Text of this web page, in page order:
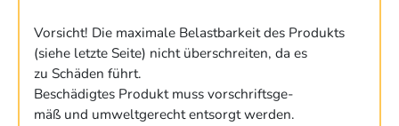
Vorsicht! Die maximale Belastbarkeit des Produkts
(siehe letzte Seite) nicht überschreiten, da es
zu Schäden führt.
Beschädigtes Produkt muss vorschriftsge-
mäß und umweltgerecht entsorgt werden.